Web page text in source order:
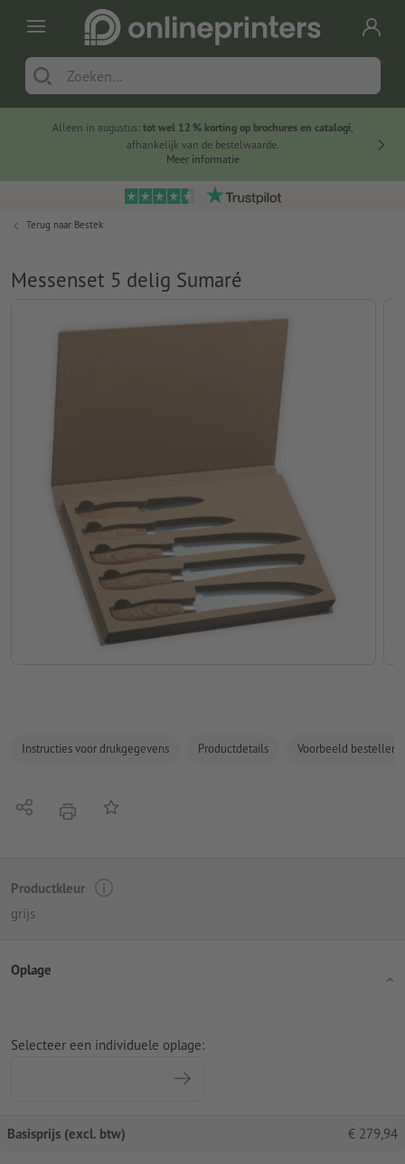
Alleen in augustus: tot wel 12 % korting op brochures en catalogi,
afhankelijk van de bestelwaarde.
Meer informatie
Terug naar Bestek
Messenset 5 delig Sumaré
Instructies voor drukgegevens Productdetails Voorbeeld bestellen
Delen afdrukkenOp de lijst
Productkleur
grijs
Oplage
Selecteer een individuele oplage:
Basisprijs (excl. btw) € 279,94